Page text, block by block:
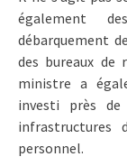
également
débarquement
des bureaux de
ministre a
investi près
personnel.